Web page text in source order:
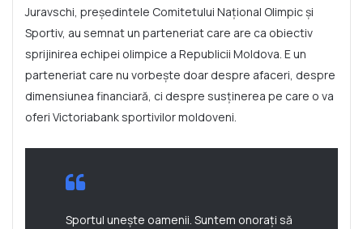
Juravschi, președintele Comitetului Național Olimpic și
Sportiv, au semnat un parteneriat care are ca obiectiv
sprijinirea echipei olimpice a Republicii Moldova. E un
parteneriat care nu vorbește doar despre afaceri, despre
dimensiunea financiară, ci despre susținerea pe care o va
oferi Victoriabank sportivilor moldoveni.
Sportul unește oamenii. Suntem onorați să